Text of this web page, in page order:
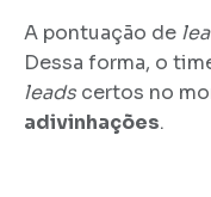
A pontuação de
Dessa forma, o
leads certos no
adivinhações.